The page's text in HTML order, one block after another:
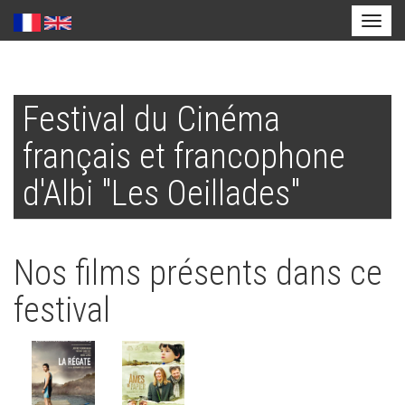
contenu
principal
Festival du Cinéma
français et francophone
d'Albi "Les Oeillades"
Nos films présents dans ce
festival